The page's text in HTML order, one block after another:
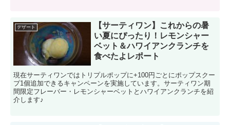
デザート
【サーティワン】これからの暑
い夏にぴったり！レモンシャー
ベット＆ハワイアンクランチを
食べたよレポート
現在サーティワンではトリプルポップに+100円ごとにポップスクー
プ1個追加できるキャンペーンを実施しています。サーティワン期
間限定フレーバー・レモンシャーベットとハワイアンクランチを紹
介します♪